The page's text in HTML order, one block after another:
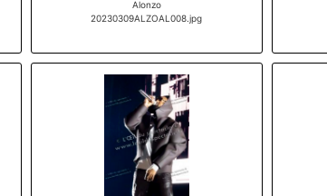
Alonzo
20230309ALZOAL008.jpg